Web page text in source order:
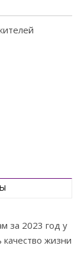
за 2023 год у
жизни